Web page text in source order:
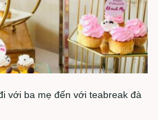
với ba mẹ đến với teabreak đà